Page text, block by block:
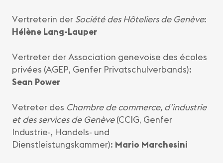
Vertreterin der Société des Hôteliers de Genève:
Hélène Lang-Lauper
Vertreter der Association genevoise des écoles
privées (AGEP, Genfer Privatschulverbands):
Sean Power
Vetreter des Chambre de commerce, d’industrie
et des services de Genève(CCIG, Genfer
Industrie-, Handels- und
Dienstleistungskammer): Mario Marchesini